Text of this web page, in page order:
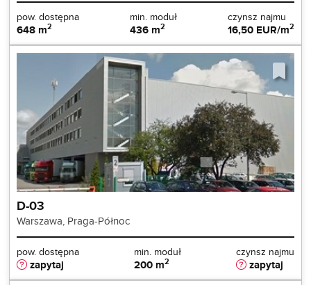
pow. dostępna
648 m2
min. moduł
436 m2
czynsz najmu
16,50 EUR/m2
D-03
Warszawa, Praga-Północ
pow. dostępna
zapytaj
min. moduł
200 m2
czynsz najmu
zapytaj